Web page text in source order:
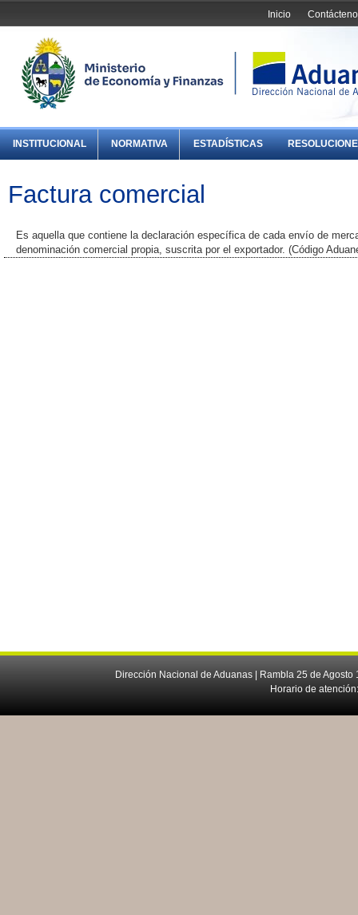
Inicio
INSTITUCIONAL NORMATIVA ESTADÍSTICAS
Factura comercial
Es aquella que contiene la declaración específica de cada envío de
denominación comercial propia, suscrita por el exportador. (Código
Dirección Nacional de Aduanas | Rambla 25 de
Horario de